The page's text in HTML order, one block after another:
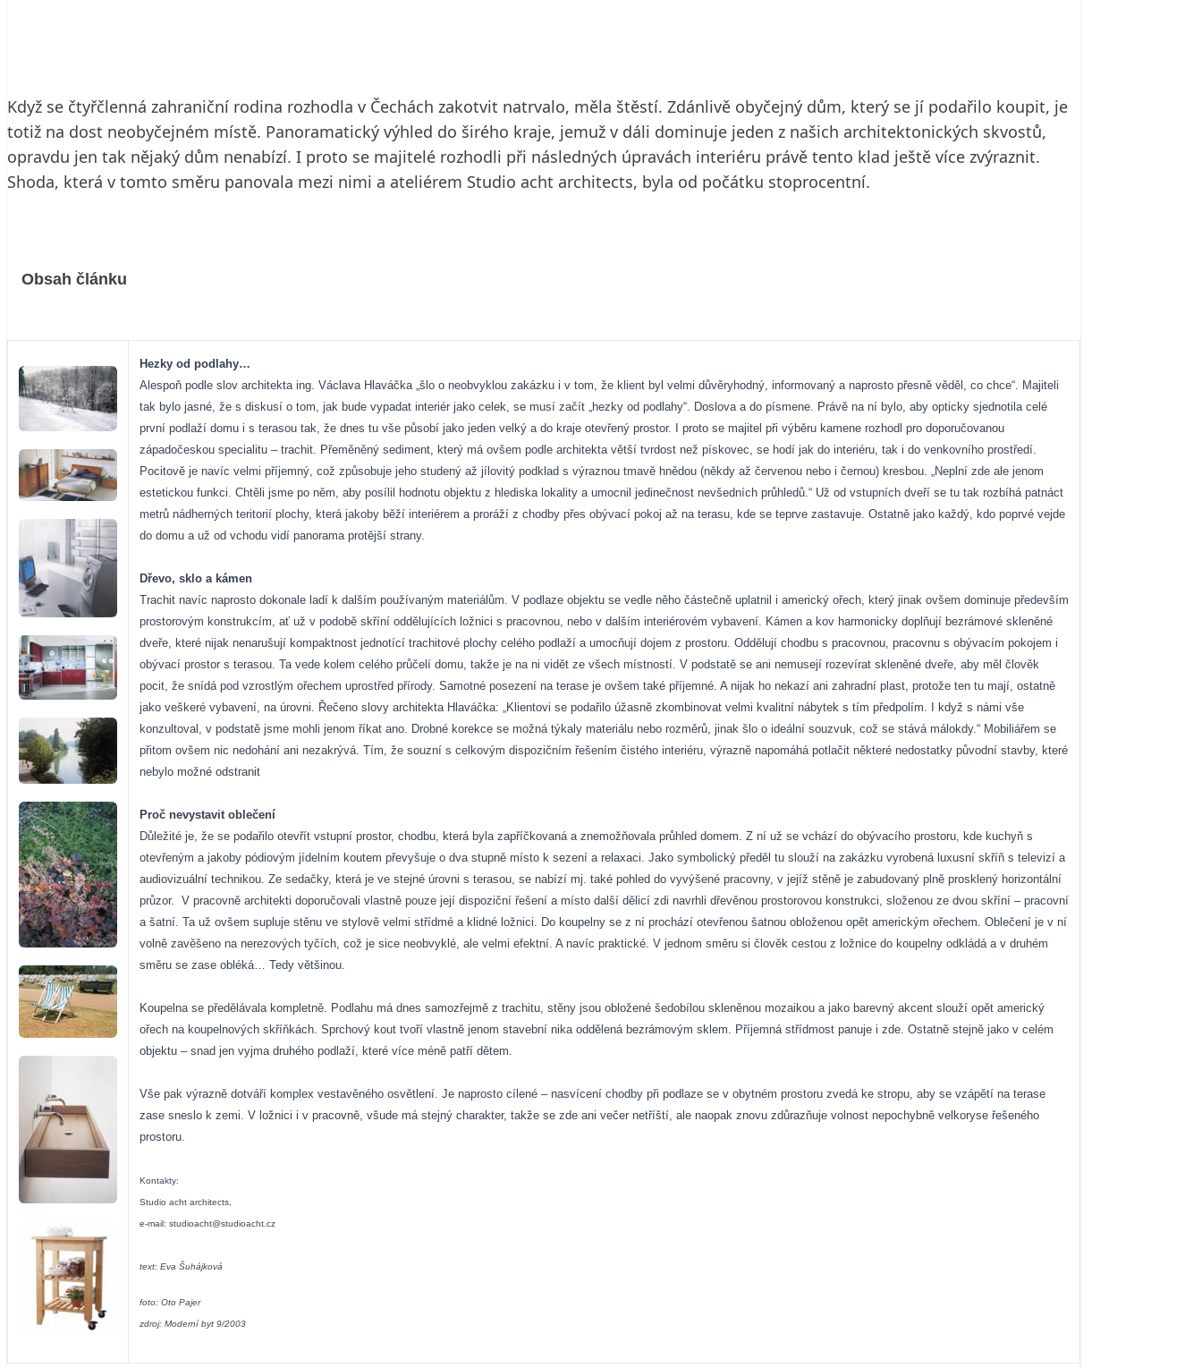
Když se čtyřčlenná zahraniční rodina rozhodla v Čechách zakotvit natrvalo, měla štěstí. Zdánlivě obyčejný dům, který se jí podařilo koupit, je
totiž na dost neobyčejném místě. Panoramatický výhled do širého kraje, jemuž v dáli dominuje jeden z našich architektonických skvostů,
opravdu jen tak nějaký dům nenabízí. I proto se majitelé rozhodli při následných úpravách interiéru právě tento klad ještě více zvýraznit.
Shoda, která v tomto směru panovala mezi nimi a ateliérem Studio acht architects, byla od počátku stoprocentní.
Obsah článku
Hezky od podlahy…
Alespoň podle slov architekta ing. Václava Hlaváčka „šlo o neobvyklou zakázku i v tom, že klient byl velmi důvěryhodný, informovaný a naprosto přesně věděl, co chce“. Majiteli
tak bylo jasné, že s diskusí o tom, jak bude vypadat interiér jako celek, se musí začít „hezky od podlahy“. Doslova a do písmene. Právě na ní bylo, aby opticky sjednotila celé
první podlaží domu i s terasou tak, že dnes tu vše působí jako jeden velký a do kraje otevřený prostor. I proto se majitel při výběru kamene rozhodl pro doporučovanou
západočeskou specialitu – trachit. Přeměněný sediment, který má ovšem podle architekta větší tvrdost než pískovec, se hodí jak do interiéru, tak i do venkovního prostředí.
Pocitově je navíc velmi příjemný, což způsobuje jeho studený až jílovitý podklad s výraznou tmavě hnědou (někdy až červenou nebo i černou) kresbou. „Neplní zde ale jenom
estetickou funkci. Chtěli jsme po něm, aby posílil hodnotu objektu z hlediska lokality a umocnil jedinečnost nevšedních průhledů.“ Už od vstupních dveří se tu tak rozbíhá patnáct
metrů nádherných teritorií plochy, která jakoby běží interiérem a proráží z chodby přes obývací pokoj až na terasu, kde se teprve zastavuje. Ostatně jako každý, kdo poprvé vejde
do domu a už od vchodu vidí panorama protější strany.
Dřevo, sklo a kámen
Trachit navíc naprosto dokonale ladí k dalším používaným materiálům. V podlaze objektu se vedle něho částečně uplatnil i americký ořech, který jinak ovšem dominuje především
prostorovým konstrukcím, ať už v podobě skříní oddělujících ložnici s pracovnou, nebo v dalším interiérovém vybavení. Kámen a kov harmonicky doplňují bezrámové skleněné
dveře, které nijak nenarušují kompaktnost jednotící trachitové plochy celého podlaží a umocňují dojem z prostoru. Oddělují chodbu s pracovnou, pracovnu s obývacím pokojem i
obývací prostor s terasou. Ta vede kolem celého průčelí domu, takže je na ni vidět ze všech místností. V podstatě se ani nemusejí rozevírat skleněné dveře, aby měl člověk
pocit, že snídá pod vzrostlým ořechem uprostřed přírody. Samotné posezení na terase je ovšem také příjemné. A nijak ho nekazí ani zahradní plast, protože ten tu mají, ostatně
jako veškeré vybavení, na úrovni. Řečeno slovy architekta Hlaváčka: „Klientovi se podařilo úžasně zkombinovat velmi kvalitní nábytek s tím předpolím. I když s námi vše
konzultoval, v podstatě jsme mohli jenom říkat ano. Drobné korekce se možná týkaly materiálu nebo rozměrů, jinak šlo o ideální souzvuk, což se stává málokdy.“ Mobiliářem se
přitom ovšem nic nedohání ani nezakrývá. Tím, že souzní s celkovým dispozičním řešením čistého interiéru, výrazně napomáhá potlačit některé nedostatky původní stavby, které
nebylo možné odstranit
Proč nevystavit oblečení
Důležité je, že se podařilo otevřít vstupní prostor, chodbu, která byla zapříčkovaná a znemožňovala průhled domem. Z ní už se vchází do obývacího prostoru, kde kuchyň s
otevřeným a jakoby pódiovým jídelním koutem převyšuje o dva stupně místo k sezení a relaxaci. Jako symbolický předěl tu slouží na zakázku vyrobená luxusní skříň s televizí a
audiovizuální technikou. Ze sedačky, která je ve stejné úrovni s terasou, se nabízí mj. také pohled do vyvýšené pracovny, v jejíž stěně je zabudovaný plně prosklený horizontální
průzor.
V pracovně architekti doporučovali vlastně pouze její dispoziční řešení a místo další dělicí zdi navrhli dřevěnou prostorovou konstrukci, složenou ze dvou skříní – pracovní
a šatní. Ta už ovšem supluje stěnu ve stylově velmi střídmé a klidné ložnici. Do koupelny se z ní prochází otevřenou šatnou obloženou opět americkým ořechem. Oblečení je v ní
volně zavěšeno na nerezových tyčích, což je sice neobvyklé, ale velmi efektní. A navíc praktické. V jednom směru si člověk cestou z ložnice do koupelny odkládá a v druhém
směru se zase obléká… Tedy většinou.
Koupelna se předělávala kompletně. Podlahu má dnes samozřejmě z trachitu, stěny jsou obložené šedobílou skleněnou mozaikou a jako barevný akcent slouží opět americký
ořech na koupelnových skříňkách. Sprchový kout tvoří vlastně jenom stavební nika oddělená bezrámovým sklem. Příjemná střídmost panuje i zde. Ostatně stejně jako v celém
objektu – snad jen vyjma druhého podlaží, které více méně patří dětem.
Vše pak výrazně dotváří komplex vestavěného osvětlení. Je naprosto cílené – nasvícení chodby při podlaze se v obytném prostoru zvedá ke stropu, aby se vzápětí na terase
zase sneslo k zemi. V ložnici i v pracovně, všude má stejný charakter, takže se zde ani večer netříští, ale naopak znovu zdůrazňuje volnost nepochybně velkoryse řešeného
prostoru.
Kontakty:
Studio acht architects,
e-mail: studioacht@studioacht.cz
text: Eva Šuhájková
foto: Oto Pajer
zdroj: Moderní byt 9/2003